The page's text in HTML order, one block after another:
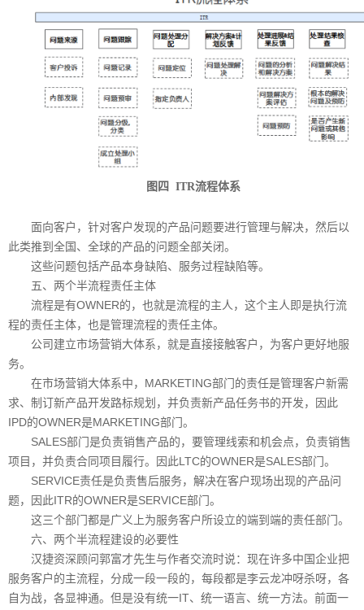
图四 ITR流程体系
面向客户，针对客户发现的产品问题要进行管理与解决，然后以
此类推到全国、全球的产品的问题全部关闭。
这些问题包括产品本身缺陷、服务过程缺陷等。
五、两个半流程责任主体
流程是有OWNER的，也就是流程的主人，这个主人即是执行流
程的责任主体，也是管理流程的责任主体。
公司建立市场营销大体系，就是直接接触客户，为客户更好地服
务。
在市场营销大体系中，MARKETING部门的责任是管理客户新需
求、制订新产品开发路标规划，并负责新产品任务书的开发，因此
IPD的OWNER是MARKETING部门。
SALES部门是负责销售产品的，要管理线索和机会点，负责销售
项目，并负责合同项目履行。因此LTC的OWNER是SALES部门。
SERVICE责任是负责售后服务，解决在客户现场出现的产品问
题，因此ITR的OWNER是SERVICE部门。
这三个部门都是广义上为服务客户所设立的端到端的责任部门。
六、两个半流程建设的必要性
汉捷资深顾问郭富才先生与作者交流时说：现在许多中国企业把
服务客户的主流程，分成一段一段的，每段都是李云龙冲呀杀呀，各
自为战，各显神通。但是没有统一IT、统一语言、统一方法。前面一